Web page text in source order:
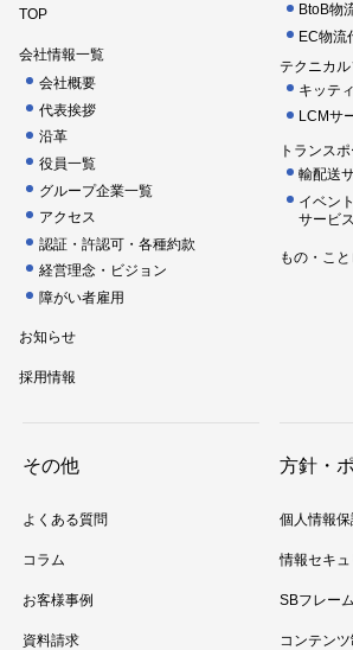
TOP
会社情報一覧
会社概要
代表挨拶
沿革
役員一覧
グループ企業一覧
アクセス
認証・許認可・各種約款
経営理念・ビジョン
障がい者雇用
お知らせ
採用情報
BtoB物
EC物流
テクニカ
キッテ
LCMサ
トランスポ
輸配送
イベン
サービス
もの・こ
その他
よくある質問
コラム
お客様事例
資料請求
方針・
個人情報
情報セキ
SBフレー
コンテン